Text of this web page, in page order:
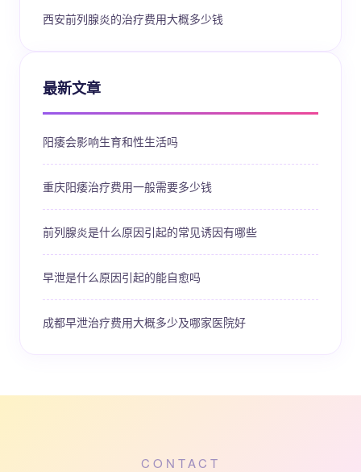
西安前列腺炎的治疗费用大概多少钱
最新文章
阳痿会影响生育和性生活吗
重庆阳痿治疗费用一般需要多少钱
前列腺炎是什么原因引起的常见诱因有哪些
早泄是什么原因引起的能自愈吗
成都早泄治疗费用大概多少及哪家医院好
CONTACT